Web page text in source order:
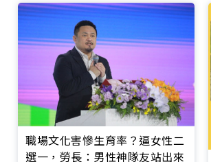
職場文化害慘生育率？逼女性二
選一，勞長：男性神隊友站出來